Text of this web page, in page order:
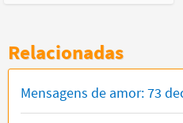
Relacionadas
Mensagens de amor: 73